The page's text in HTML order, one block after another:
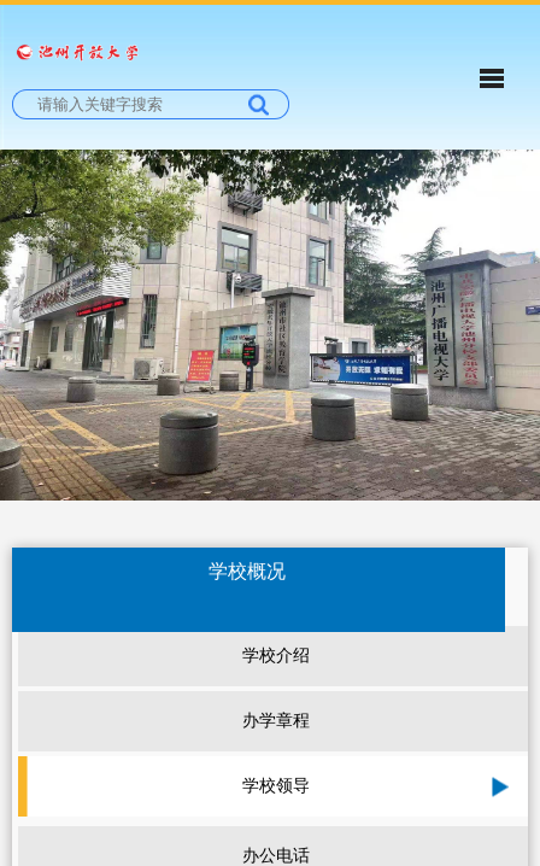
学校概况
学校介绍
办学章程
学校领导
办公电话